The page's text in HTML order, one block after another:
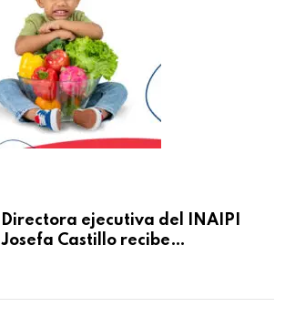
Directora ejecutiva del INAIPI
Josefa Castillo recibe